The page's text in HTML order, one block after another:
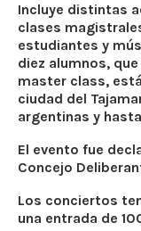
Incluye distintas
clases
estudiantes y
diez alumnos,
master class,
ciudad del
argentinas y
El evento fue
Concejo
Los conciertos
una entrada de